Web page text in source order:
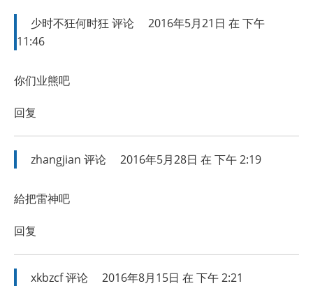
少时不狂何时狂 评论
2016年5月21日 在 下午
11:46
你们业熊吧
回复
zhangjian 评论 2016年5月28日 在 下午 2:19
給把雷神吧
回复
xkbzcf评论 2016年8月15日 在 下午 2:21